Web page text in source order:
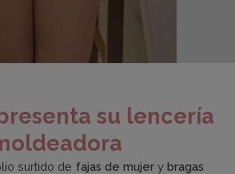
su lencería
surtido de fajas de mujer y bragas